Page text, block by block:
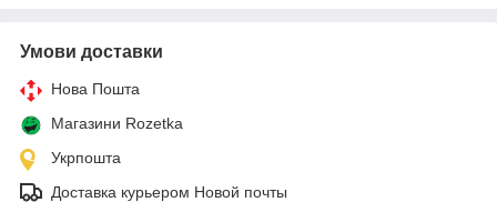
Умови доставки
Нова Пошта
Магазини Rozetka
Укрпошта
Доставка курьером Новой почты